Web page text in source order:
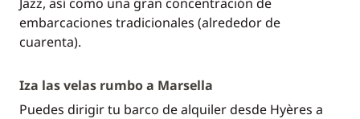
embarcaciones tradicionales (alrededor de
cuarenta).
Iza las velas rumbo a Marsella
Puedes dirigir tu barco de alquiler desde Hyères a